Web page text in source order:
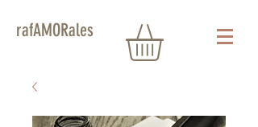
rafAMORales